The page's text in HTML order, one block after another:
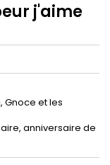
j'aime
et les
anniversaire de